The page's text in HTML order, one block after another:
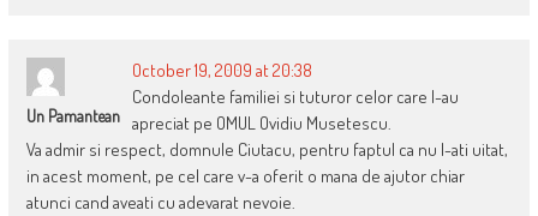
Un Pamantean
October 19, 2009 at 20:38
Condoleante familiei si tuturor celor care l-au
apreciat pe OMUL Ovidiu Musetescu.
Va admir si respect, domnule Ciutacu, pentru faptul ca nu l-ati uitat,
in acest moment, pe cel care v-a oferit o mana de ajutor chiar
atunci cand aveati cu adevarat nevoie.